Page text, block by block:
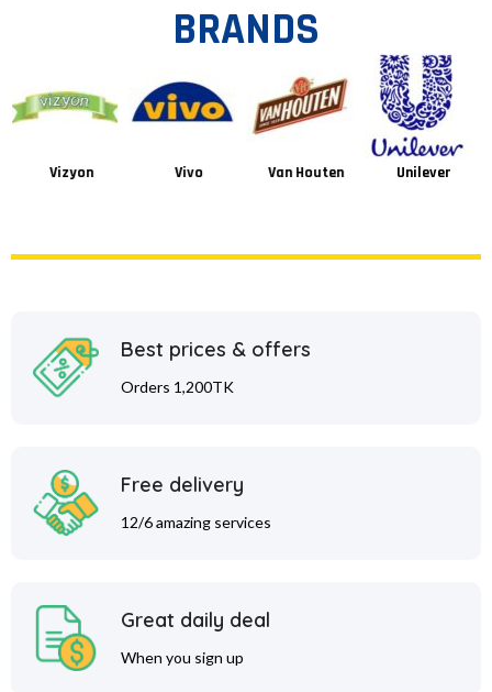
BRANDS
Vizyon Vivo Van Houten Unilever
Best prices & offers
Orders 1,200TK
Free delivery
12/6 amazing services
Great daily deal
When you sign up